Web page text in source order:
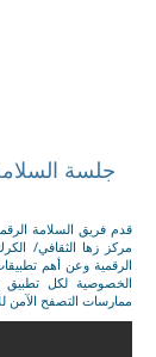
جلسة
قدم فريق السلامة
مركز زها الثقافي/
الرقمية وعن أهم
الخصوصية لكل تطبيق
ممارسات التصفح الآمن